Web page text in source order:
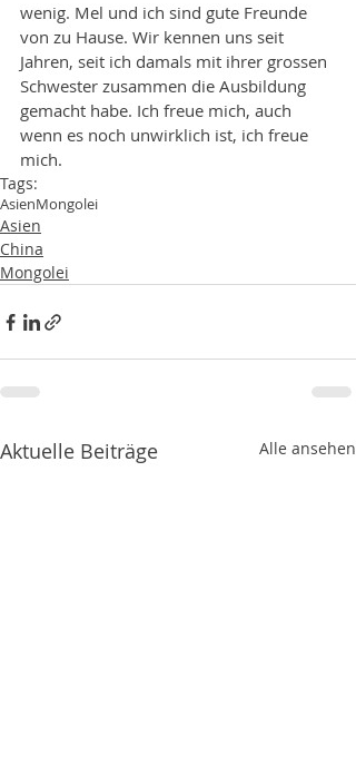
wenig. Mel und ich sind gute Freunde
von zu Hause. Wir kennen uns seit
Jahren, seit ich damals mit ihrer grossen
Schwester zusammen die Ausbildung
gemacht habe. Ich freue mich, auch
wenn es noch unwirklich ist, ich freue
mich.
Tags:
AsienMongolei
Asien
China
Mongolei
Aktuelle Beiträge Alle ansehen